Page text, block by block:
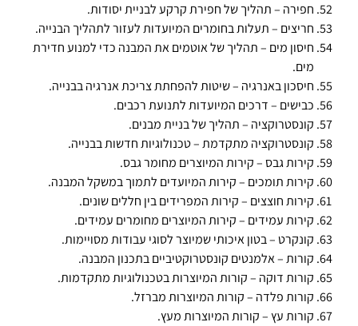
חפירה – תהליך של חפירת קרקע לבניית יסודות.
חריצים – תעלות בחומרים המיועדות לעזור לתהליך הבנייה.
חיסון מים – תהליך של אוטמים את המבנה כדי למנוע חדירת
מים.
חיסכון באנרגיה – שיטות להפחתת צריכת אנרגיה בבנייה.
כבישים – דרכים המיועדות לתנועת רכבים.
קונסטרוקציה – תהליך של בניית מבנים.
קונסטרוקציה מתקדמת – טכנולוגיות חדשות בבנייה.
קירות גבס – קירות המיוצרים מחומר גבס.
קירות תומכים – קירות המיועדים לתמוך במשקל המבנה.
קירות חוצצים – קירות המפרידים בין חללים שונים.
קירות עמידים – קירות המיוצרים מחומרים עמידים.
קונקרט – בטון איכותי שמיוצר לסוגי עבודות מסויימות.
קורות – אלמנטים קונסטרוקטיביים בתכנון המבנה.
קורות דוקה – קורות המיוצרות בטכנולוגיות מתקדמות.
קורות פלדה – קורות המיוצרות מברזל.
קורות עץ – קורות המיוצרות מעץ.